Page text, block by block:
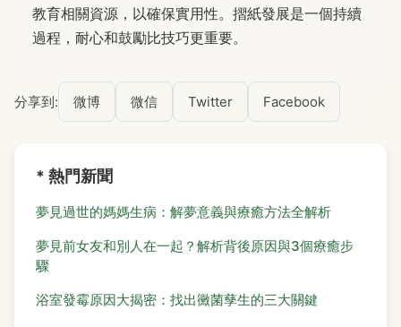
教育相關資源，以確保實用性。摺紙發展是一個持續
過程，耐心和鼓勵比技巧更重要。
分享到: 微博 微信 Twitter Facebook
* 熱門新聞
夢見過世的媽媽生病：解夢意義與療癒方法全解析
夢見前女友和別人在一起？解析背後原因與3個療癒步
驟
浴室發霉原因大揭密：找出黴菌孳生的三大關鍵